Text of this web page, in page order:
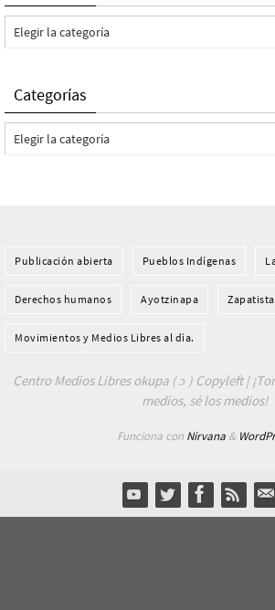
Categorías
Categorías
Categorías
Publicación abierta Pueblos Indí­genas
Derechos humanos Ayotzinapa Zapatista
Movimientos y Medios Libres al día.
Centro Medios Libres okupa ( ɔ ) Copyleft |
medios, sé los medios!
Funciona con Nirvana&